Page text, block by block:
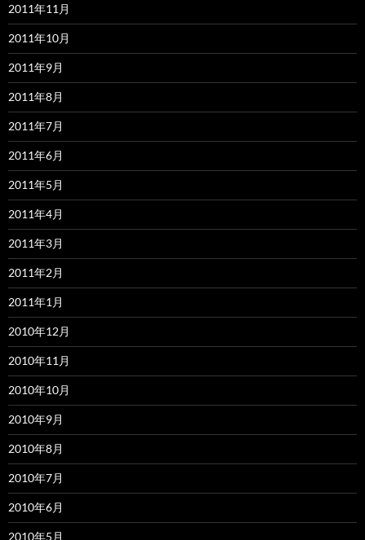
2011年11月
2011年10月
2011年9月
2011年8月
2011年7月
2011年6月
2011年5月
2011年4月
2011年3月
2011年2月
2011年1月
2010年12月
2010年11月
2010年10月
2010年9月
2010年8月
2010年7月
2010年6月
2010年5月